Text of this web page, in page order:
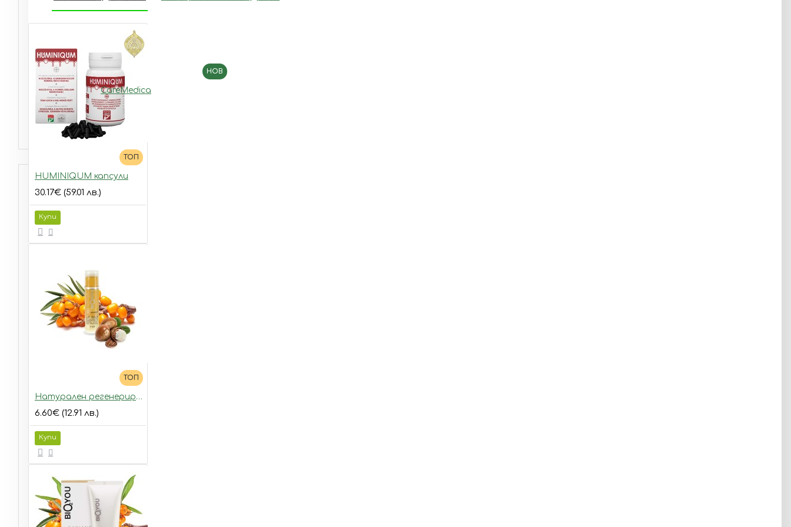
ТОП
HUMINIQUM капсули
30.17€ (59.01 лв.)
Купи
ТОП
Натурален регенериращ балсам за устни с морски зърнастец и хиалуронова киселина
6.60€ (12.91 лв.)
Купи
НОВ
CareMedica
Дневен крем за нормална към
смесена кожа с витални гъби
32.67€ (63.90 лв.)